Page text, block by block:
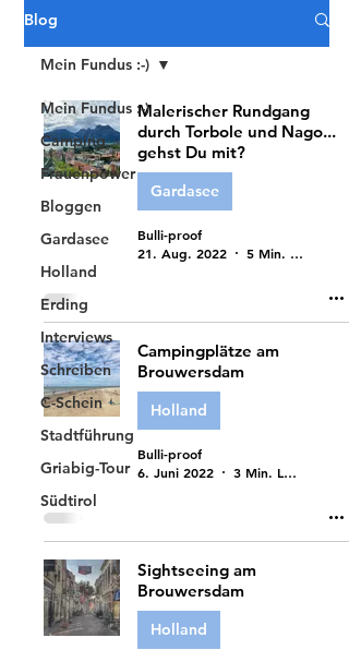
Blog
Mein Fundus :-)
Camping
Frauenpower
Bloggen
Gardasee
Holland
Erding
Interviews
Schreiben
C-Schein
Stadtführung
Griabig-Tour
Südtirol
Mein Fundus :-)
Malerischer Rundgang
durch Torbole und Nago...
gehst Du mit?
Gardasee
Bulli-proof
21. Aug. 2022
5 Min. Lesezeit
Campingplätze am
Brouwersdam
Holland
Bulli-proof
6. Juni 2022
3 Min. Lesezeit
Sightseeing am
Brouwersdam
Holland